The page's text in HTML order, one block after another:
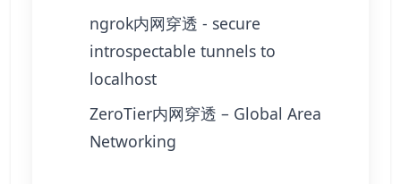
ngrok内网穿透 - secure
introspectable tunnels to
localhost
ZeroTier内网穿透 – Global Area
Networking